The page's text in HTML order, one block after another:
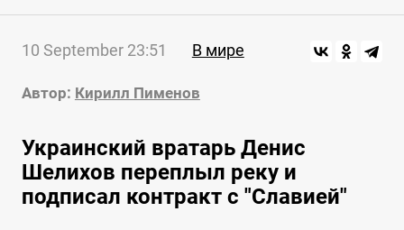
10 September 23:51 В мире
Автор: Кирилл Пименов
Украинский вратарь Денис
Шелихов переплыл реку и
подписал контракт с "Славией"